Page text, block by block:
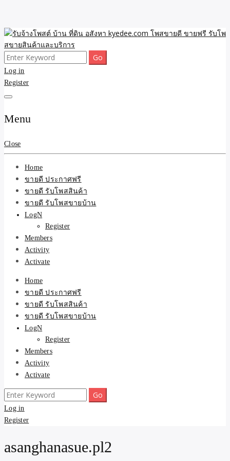
Skip
to
content
รับจ้างโพสต์ บ้าน ที่ดิน
อสังหา kyedee.com โพส
ขายดี ขายฟรี รับโพสขาย
สินค้าและบริการ
ขายดี โพสประกาศขายสินค้าฟรี บ้าน ที่ดิน อสังหา รับโพสต์ประกาศขาย
ของ รับรองผล ดีที่สุดถูกที่สุด ติดหน้าแรกกูเกืล
Search
for:
Log in
Register
Menu
Close
Home
ขายดี ประกาศฟรี
ขายดี รับโพสสินค้า
ขายดี รับโพสขายบ้าน
LogN
Register
Members
Activity
Activate
Home
ขายดี ประกาศฟรี
ขายดี รับโพสสินค้า
ขายดี รับโพสขายบ้าน
LogN
Register
Members
Activity
Activate
Search
for:
Log in
Register
asanghanasue.pl2